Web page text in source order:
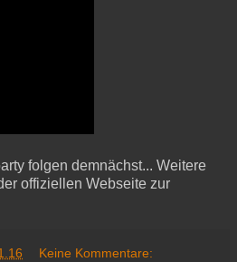
folgen demnächst... Weitere
offiziellen Webseite zur
Keine Kommentare: